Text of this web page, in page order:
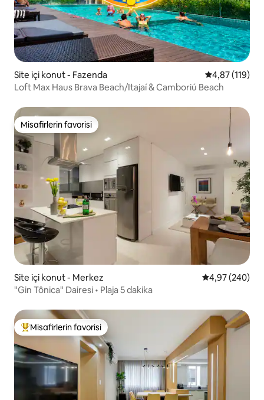
Site içi konut - Fazenda 5 üzerinden
4,87 (119)
Loft Max Haus Brava Beach/Itajaí & Camboriú Beach
Misafirlerin favorisi
Misafirlerin favorisi
Site içi konut - Merkez 5 üzerinden
4,97 (240)
"Gin Tônica" Dairesi • Plaja 5 dakika
Misafirlerin favorilerinden en beğenilenler arasında
Misafirlerin favorisi